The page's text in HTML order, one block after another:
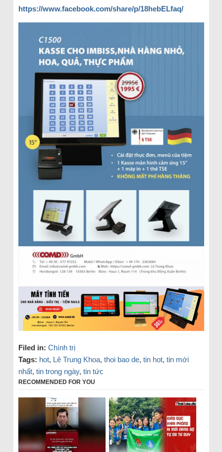
https://www.facebook.com/share/p/18hebELfaq/
Filed in: Chính trị
Tags: hot, Lê Trung Khoa, thoi bao de, tin hot, tin mới
nhất, tin trong ngày, tin tức
RECOMMENDED FOR YOU